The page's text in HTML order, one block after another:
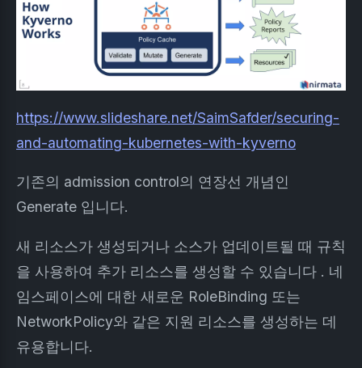
https://www.slideshare.net/SaimSafder/securing-
and-automating-kubernetes-with-kyverno
기존의 admission control의 연장선 개념인
Generate 입니다.
새 리소스가 생성되거나 소스가 업데이트될 때 규칙
을 사용하여 추가 리소스를 생성할 수 있습니다 . 네
임스페이스에 대한 새로운 RoleBinding 또는
NetworkPolicy와 같은 지원 리소스를 생성하는 데
유용합니다.